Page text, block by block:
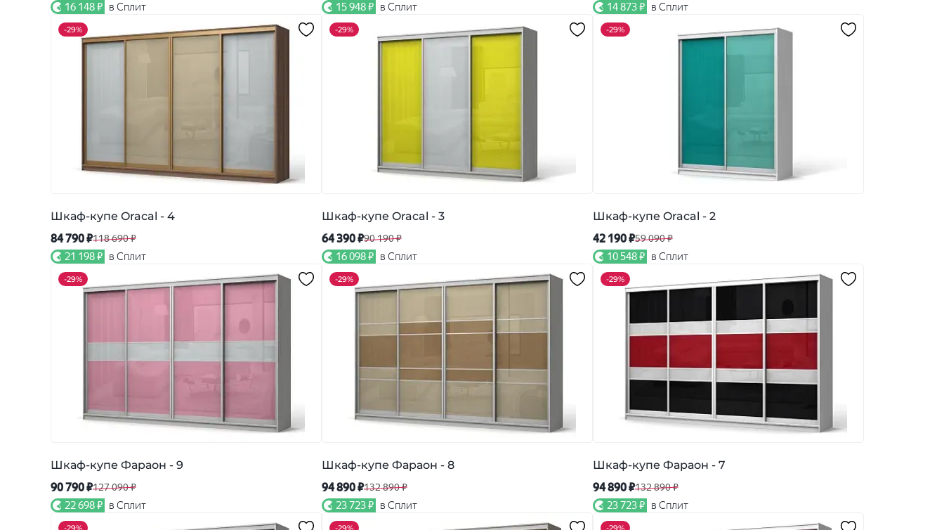
16 148 ₽ в Сплит 15 948 ₽ в Сплит 14 873 ₽ в Сплит
-29%
Шкаф-купе Oracal - 4
84 790 ₽118 690 ₽
21 198 ₽ в Сплит
-29%
Шкаф-купе Oracal - 3
64 390 ₽90 190 ₽
16 098 ₽ в Сплит
-29%
Шкаф-купе Oracal - 2
42 190 ₽59 090 ₽
10 548 ₽ в Сплит
-29%
Шкаф-купе Фараон - 9
90 790 ₽127 090 ₽
22 698 ₽ в Сплит
-29%
Шкаф-купе Фараон - 8
94 890 ₽132 890 ₽
23 723 ₽ в Сплит
-29%
Шкаф-купе Фараон - 7
94 890 ₽132 890 ₽
23 723 ₽ в Сплит
-29% -29% -29%